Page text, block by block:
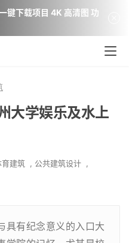
大学娱乐及水上
育建筑 , 公共建筑设计 ,
具有纪念意义的入口大
键下载项目 4K 高清图 功